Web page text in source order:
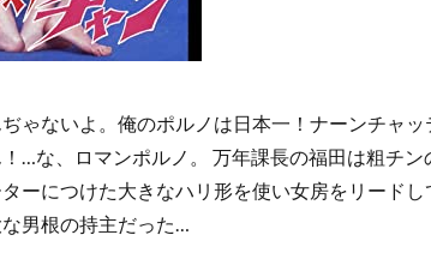
ゃないよ。俺のポルノは日本一！ナーンチャッ
…な、ロマンポルノ。 万年課長の福田は粗チ
ーにつけた大きなハリ形を使い女房をリードし
男根の持主だった…